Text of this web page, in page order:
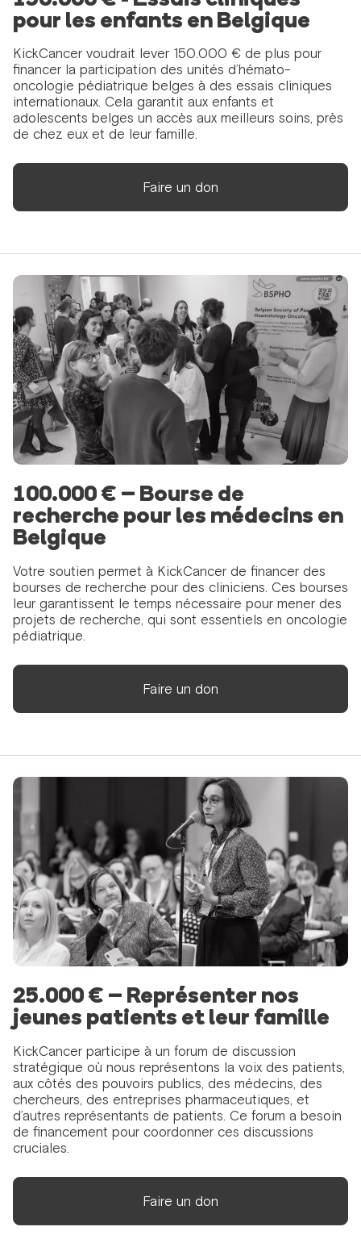
pour les enfants en Belgique
KickCancer voudrait lever 150.000 € de plus pour
financer la participation des unités d’hémato-
oncologie pédiatrique belges à des essais cliniques
internationaux. Cela garantit aux enfants et
adolescents belges un accès aux meilleurs soins, près
de chez eux et de leur famille.
Faire un don
100.000 € – Bourse de
recherche pour les médecins en
Belgique
Votre soutien permet à KickCancer de financer des
bourses de recherche pour des cliniciens. Ces bourses
leur garantissent le temps nécessaire pour mener des
projets de recherche, qui sont essentiels en oncologie
pédiatrique.
Faire un don
25.000 € – Représenter nos
jeunes patients et leur famille
KickCancer participe à un forum de discussion
stratégique où nous représentons la voix des patients,
aux côtés des pouvoirs publics, des médecins, des
chercheurs, des entreprises pharmaceutiques, et
d’autres représentants de patients. Ce forum a besoin
de financement pour coordonner ces discussions
cruciales.
Faire un don